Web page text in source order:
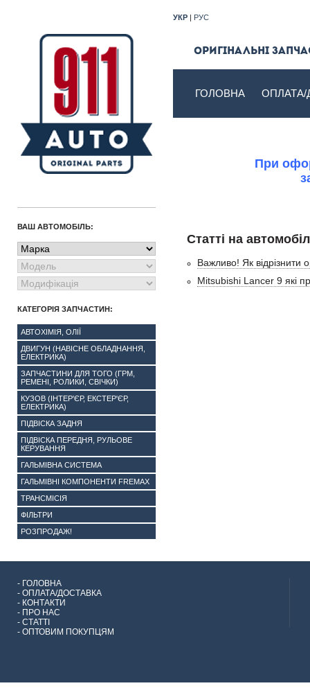
УКР | РУС
Оригінальні
ГОЛОВНА ОПЛАТА/
При
Статті на
Важливо! Як відрізнити
Mitsubishi Lancer 9 які
ВАШ АВТОМОБІЛЬ:
КАТЕГОРІЯ ЗАПЧАСТИН:
АВТОХІМІЯ, ОЛІЇ
ДВИГУН (НАВІСНЕ ОБЛАДНАННЯ,
ЕЛЕКТРИКА)
ЗАПЧАСТИНИ ДЛЯ ТОГО (ГРМ,
РЕМЕНІ, РОЛИКИ, СВІЧКИ)
КУЗОВ (ІНТЕР'ЄР, ЕКСТЕР'ЄР,
ЕЛЕКТРИКА)
ПІДВІСКА ЗАДНЯ
ПІДВІСКА ПЕРЕДНЯ, РУЛЬОВЕ
КЕРУВАННЯ
ГАЛЬМІВНА СИСТЕМА
ГАЛЬМІВНІ КОМПОНЕНТИ FREMAX
ТРАНСМІСІЯ
ФІЛЬТРИ
РОЗПРОДАЖ!
- ГОЛОВНА
- ОПЛАТА/ДОСТАВКА
- КОНТАКТИ
- ПРО НАС
- СТАТТІ
- ОПТОВИМ ПОКУПЦЯМ